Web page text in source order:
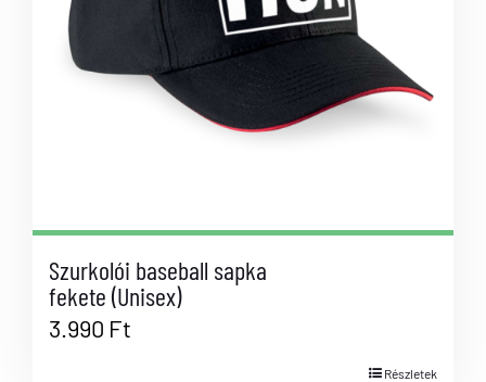
Szurkolói baseball sapka
fekete (Unisex)
3.990 Ft
Részletek